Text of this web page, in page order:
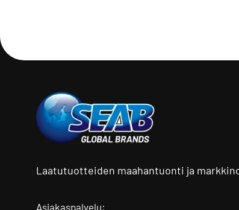
Laatutuotteiden maahantuonti ja
Asiakaspalvelu: